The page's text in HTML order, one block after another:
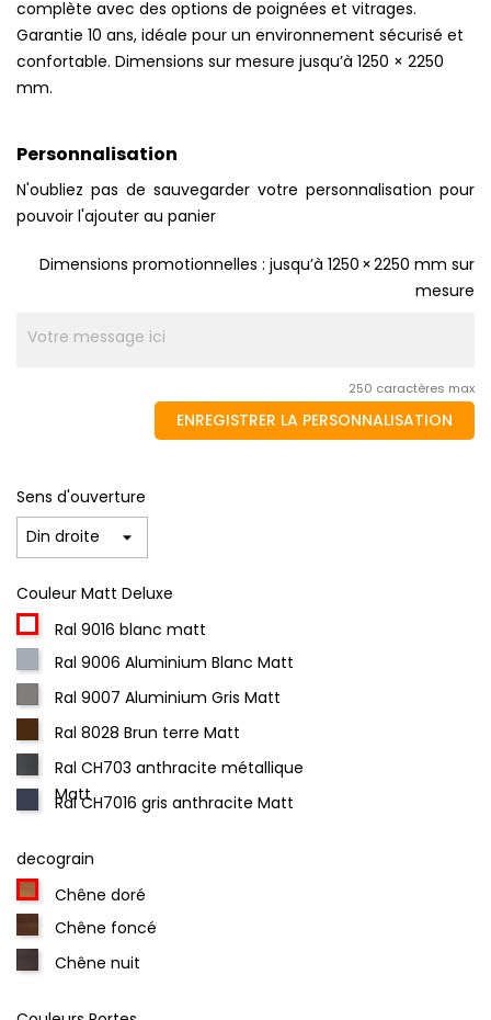
complète avec des options de poignées et vitrages.
Garantie 10 ans, idéale pour un environnement sécurisé et
confortable. Dimensions sur mesure jusqu’à 1250 × 2250
mm.
Personnalisation
N'oubliez pas de sauvegarder votre personnalisation pour
pouvoir l'ajouter au panier
Dimensions promotionnelles : jusqu’à 1250 × 2250 mm sur
mesure
250 caractères max
ENREGISTRER LA PERSONNALISATION
Sens d'ouverture
Couleur Matt Deluxe
Ral 9016 blanc matt
Ral 9006 Aluminium Blanc Matt
Ral 9007 Aluminium Gris Matt
Ral 8028 Brun terre Matt
Ral CH703 anthracite métallique
Matt
Ral CH7016 gris anthracite Matt
decograin
Chêne doré
Chêne foncé
Chêne nuit